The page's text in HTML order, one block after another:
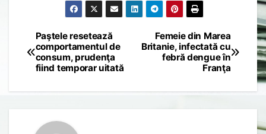
Post
navigation
Femeie din Marea
Britanie, infectată cu
febră dengue în
Franţa
Paştele resetează
comportamentul de
consum, prudenţa
fiind temporar uitată